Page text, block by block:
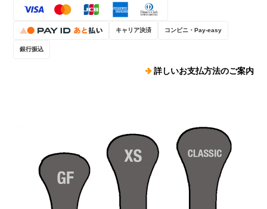
キャリア決済 コンビニ・Pay-easy
銀行振込
詳しいお支払方法のご案内